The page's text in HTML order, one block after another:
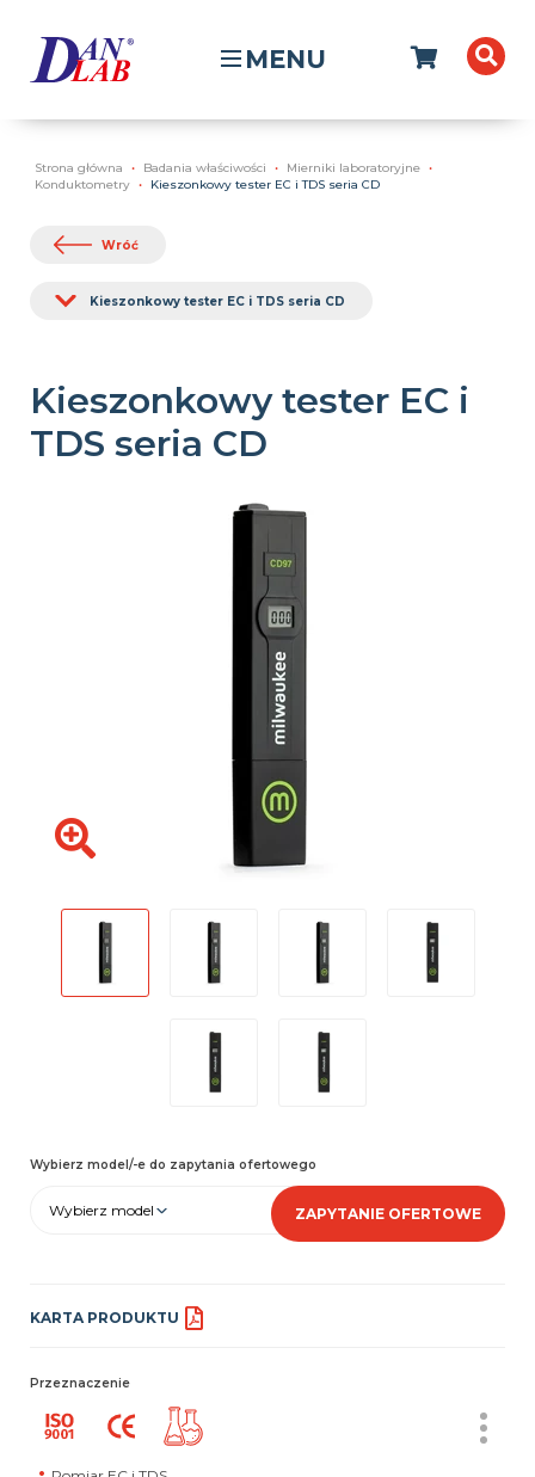
MENU
Strona główna Badania właściwości
Mierniki laboratoryjne
Konduktometry
Kieszonkowy tester EC i TDS seria CD
Wróć
Kieszonkowy tester EC i TDS seria CD
Kieszonkowy tester EC i
TDS seria CD
Wybierz model/-e do zapytania ofertowego
Wybierz model ZAPYTANIE OFERTOWE
KARTA PRODUKTU
Przeznaczenie